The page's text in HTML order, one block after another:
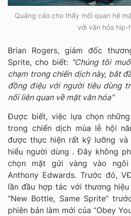
Quảng cáo cho thấy mối quan hệ
với văn hóa hip-
Brian Rogers, giám đốc
Sprite, cho biết: “Chúng tôi
chạm trong chiến dịch này, bắt
đồng điệu với người tiêu dùng
nối liên quan về mặt văn hóa”
Được biết, việc lựa chọn
trong chiến dịch mùa lễ hội
được thực hiện rất kỹ lưỡng
hiểu người dùng . Đây không
chọn mặt gửi vàng vào
Anthony Edwards. Trước đó,
lần đầu hợp tác với thương
“New Bottle, Same Sprite”
phiên bản làm mới của “Obey